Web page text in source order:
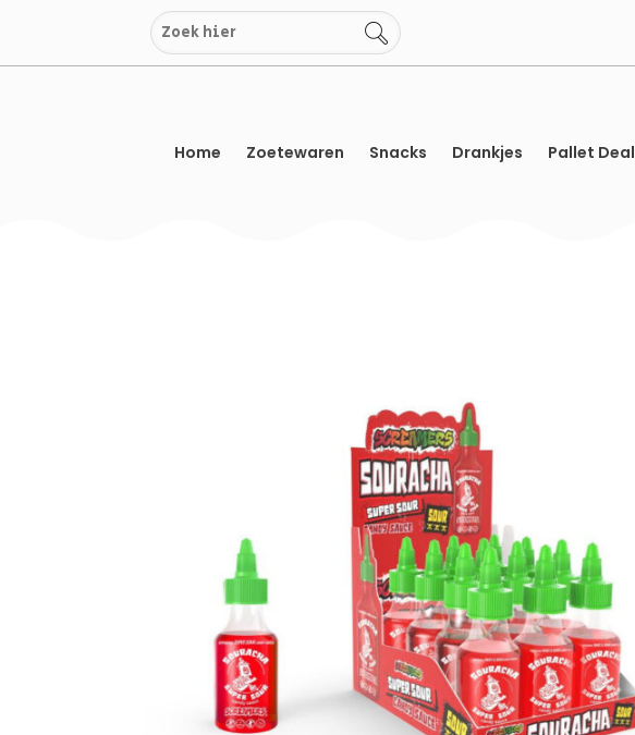
inhoud
Home Zoetewaren Snacks Drankjes Pallet Deal